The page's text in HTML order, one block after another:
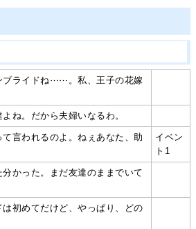
ブライドね⋯⋯。私、王子の花嫁
ね。だから夫婦いなるわ。
言われるのよ。ねぇあなた、助
イベン
ト1
かった。まだ友達のままでいて
初めてだけど、やっぱり、どの